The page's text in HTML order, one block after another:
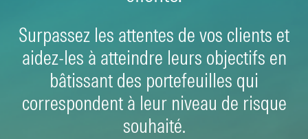
Surpassez les attentes de vos clients et
aidez-les à atteindre leurs objectifs en
bâtissant des portefeuilles qui
correspondent à leur niveau de risque
souhaité.